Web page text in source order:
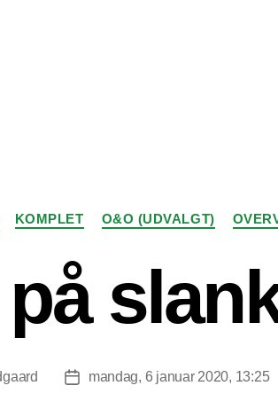
Kategorier
KOMPLET O&O (UDVALGT)
Indlægsdato
mandag, 6 januar 2020, 13:25